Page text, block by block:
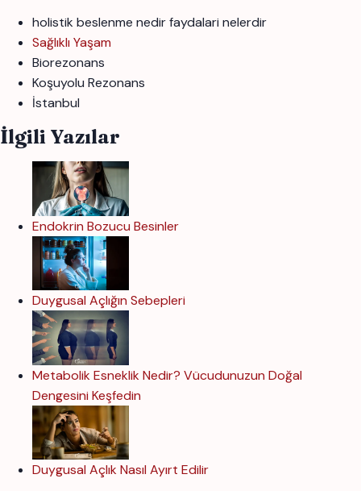
holistik beslenme nedir faydalari nelerdir
Sağlıklı Yaşam
Biorezonans
Koşuyolu Rezonans
İstanbul
İlgili Yazılar
Endokrin Bozucu Besinler
Duygusal Açlığın Sebepleri
Metabolik Esneklik Nedir? Vücudunuzun Doğal
Dengesini Keşfedin
Duygusal Açlık Nasıl Ayırt Edilir